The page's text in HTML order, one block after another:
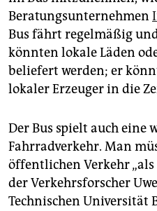
Beratungsunternehmen
Bus fährt regelmäßig
könnten lokale Läden
beliefert werden; er
lokaler Erzeuger in die
Der Bus spielt auch eine
Fahrradverkehr. Man
öffentlichen Verkehr
der Verkehrsforscher
Technischen Universität